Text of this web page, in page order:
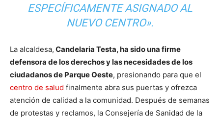
ESPECÍFICAMENTE ASIGNADO AL
NUEVO CENTRO».
La alcaldesa, Candelaria Testa, ha sido una firme
defensora de los derechos y las necesidades de los
ciudadanos de Parque Oeste, presionando para que el
centro de salud finalmente abra sus puertas y ofrezca
atención de calidad a la comunidad. Después de semanas
de protestas y reclamos, la Consejería de Sanidad de la